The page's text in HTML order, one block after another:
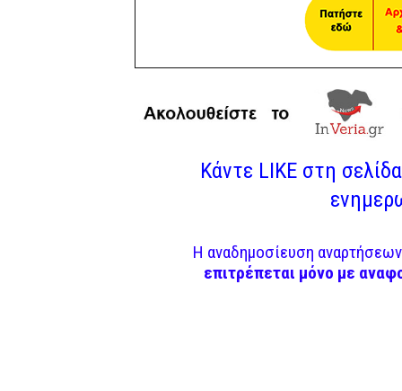
Κάντε LIKE στη
Η αναδημοσίευση
επιτρέπεται μόνο με